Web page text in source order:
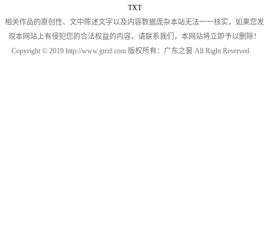
TXT
相关作品的原创性、文中陈述文字以及内容数据庞杂本站无法一一核实，如果您发
现本网站上有侵犯您的合法权益的内容，请联系我们，本网站将立即予以删除！
Copyright © 2019 http://www.gtrzf.com 版权所有：广东之窗 All Right Reserved.